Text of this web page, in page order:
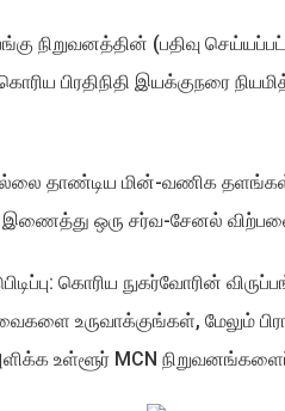
நிறுவனத்தின் (பதிவு
பிரதிநிதி இயக்குநரை
தாண்டிய மின்-வணிக
இணைத்து ஒரு சர்வ-சேனல்
கொரிய நுகர்வோரின்
உருவாக்குங்கள், மேலும்
உள்ளூர் MCN